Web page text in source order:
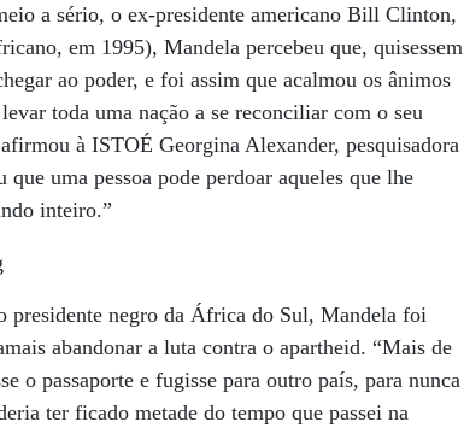
a sério, o ex-presidente americano Bill Clinton,
em 1995), Mandela percebeu que, quisessem
ao poder, e foi assim que acalmou os ânimos
toda uma nação a se reconciliar com o seu
à ISTOÉ Georgina Alexander, pesquisadora
uma pessoa pode perdoar aqueles que lhe
inteiro.”
presidente negro da África do Sul, Mandela foi
abandonar a luta contra o apartheid. “Mais de
o passaporte e fugisse para outro país, para nunca
ter ficado metade do tempo que passei na